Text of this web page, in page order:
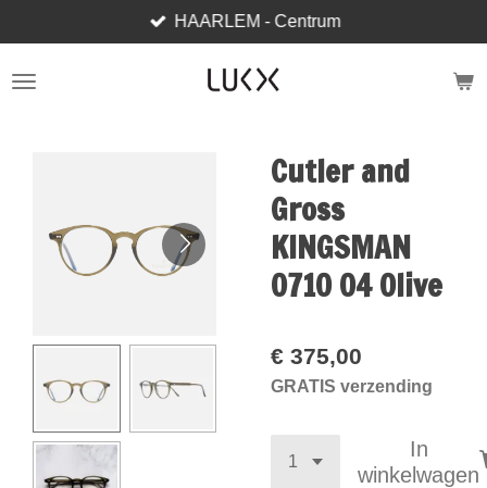
direct
naar
HAARLEM - Centrum
Cutler and
Gross
KINGSMAN
0710 04 Olive
€ 375,00
GRATIS verzending
In
winkelwagen